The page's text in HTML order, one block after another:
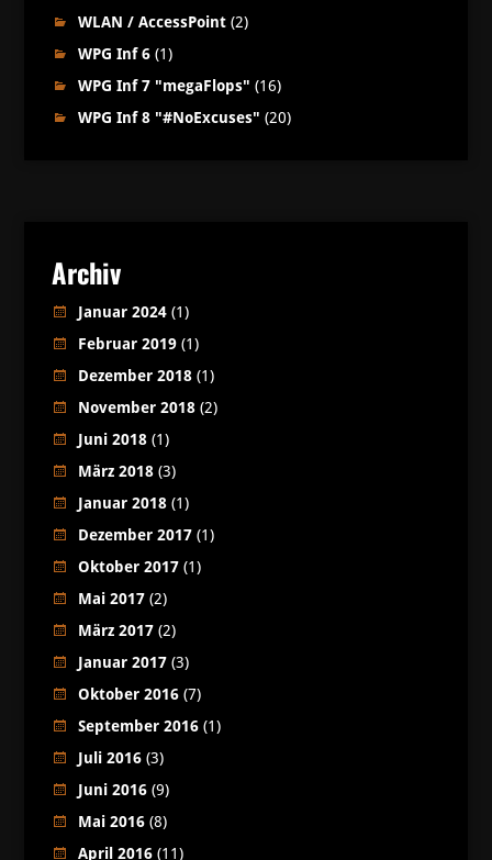
WLAN / AccessPoint(2)
WPG Inf 6(1)
WPG Inf 7 "megaFlops" (16)
WPG Inf 8 "#NoExcuses" (20)
Archiv
Januar 2024(1)
Februar 2019(1)
Dezember 2018(1)
November 2018(2)
Juni 2018(1)
März 2018(3)
Januar 2018(1)
Dezember 2017(1)
Oktober 2017(1)
Mai 2017(2)
März 2017(2)
Januar 2017(3)
Oktober 2016(7)
September 2016(1)
Juli 2016(3)
Juni 2016(9)
Mai 2016(8)
April 2016(11)